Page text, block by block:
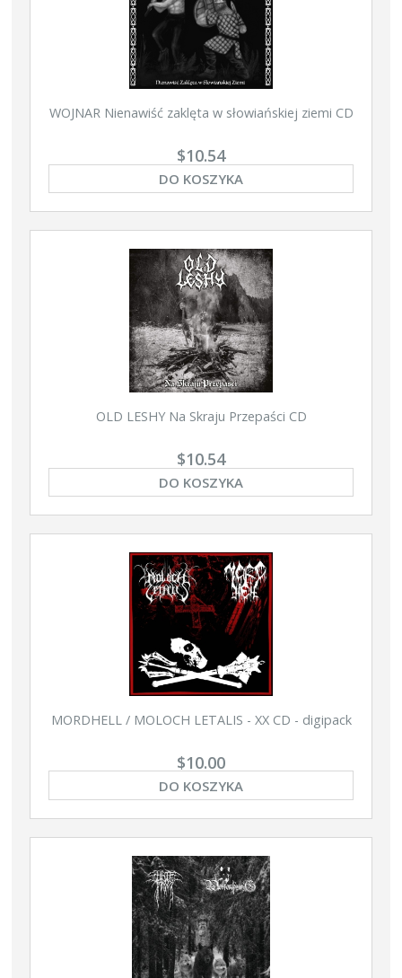
WOJNAR Nienawiść zaklęta w słowiańskiej ziemi CD
$10.54
DO KOSZYKA
OLD LESHY Na Skraju Przepaści CD
$10.54
DO KOSZYKA
MORDHELL / MOLOCH LETALIS - XX CD - digipack
$10.00
DO KOSZYKA